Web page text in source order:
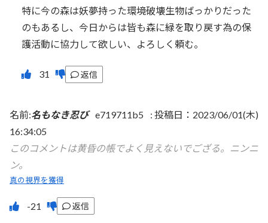
特に今の森は妖夢持った環境破壊生物ばっかりだった
のもあるし、今日からは皆も森に緑を取り戻す為の保
護活動に協力して欲しい、よろしく頼む。
返信
名前:名もなき忍び e719711b5 : 投稿日：2023/06/01(木)
16:34:05
このコメントは黄昏の帳でよく見えないでござる。ニンニ
ン。
真の視界を獲得
返信